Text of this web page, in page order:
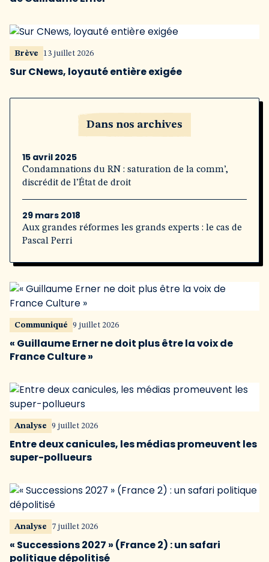
Brève 13 juillet 2026
Sur CNews, loyauté entière exigée
Dans nos archives
15 avril 2025
Condamnations du RN : saturation de la comm’,
discrédit de l’État de droit
29 mars 2018
Aux grandes réformes les grands experts : le cas de
Pascal Perri
Communiqué 9 juillet 2026
« Guillaume Erner ne doit plus être la voix de
France Culture »
Analyse 9 juillet 2026
Entre deux canicules, les médias promeuvent les
super-pollueurs
Analyse 7 juillet 2026
« Successions 2027 » (France 2) : un safari
politique dépolitisé